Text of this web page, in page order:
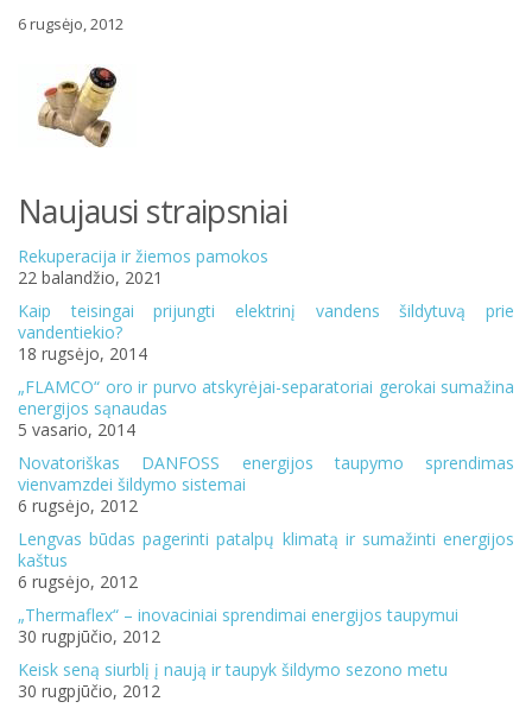
6 rugsėjo, 2012
Naujausi straipsniai
Rekuperacija ir žiemos pamokos
22 balandžio, 2021
Kaip teisingai prijungti elektrinį vandens šildytuvą prie
vandentiekio?
18 rugsėjo, 2014
„FLAMCO“ oro ir purvo atskyrėjai-separatoriai gerokai sumažina
energijos sąnaudas
5 vasario, 2014
Novatoriškas DANFOSS energijos taupymo sprendimas
vienvamzdei šildymo sistemai
6 rugsėjo, 2012
Lengvas būdas pagerinti patalpų klimatą ir sumažinti energijos
kaštus
6 rugsėjo, 2012
„Thermaflex“ – inovaciniai sprendimai energijos taupymui
30 rugpjūčio, 2012
Keisk seną siurblį į naują ir taupyk šildymo sezono metu
30 rugpjūčio, 2012